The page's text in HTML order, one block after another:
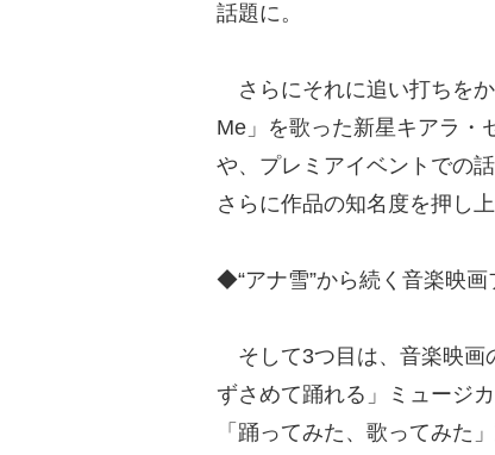
話題に。
さらにそれに追い打ちを
Me」を歌った新星キアラ・
や、プレミアイベントでの
さらに作品の知名度を押し上
◆“アナ雪”から続く音楽映
そして3つ目は、音楽映画
ずさめて踊れる」ミュージ
「踊ってみた、歌ってみた